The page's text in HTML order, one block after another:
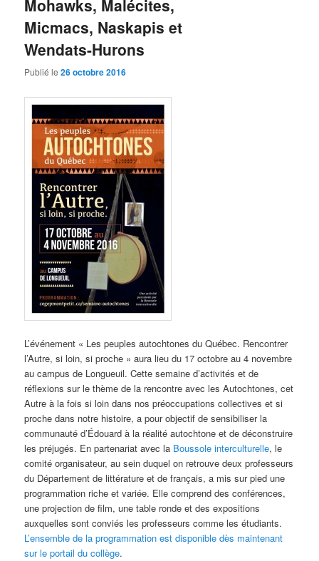
Mohawks, Malécites,
Micmacs, Naskapis et
Wendats-Hurons
Publié le26 octobre 2016
L’événement « Les peuples autochtones du Québec. Rencontrer
l’Autre, si loin, si proche » aura lieu du 17 octobre au 4 novembre
au campus de Longueuil. Cette semaine d’activités et de
réflexions sur le thème de la rencontre avec les Autochtones, cet
Autre à la fois si loin dans nos préoccupations collectives et si
proche dans notre histoire, a pour objectif de sensibiliser la
communauté d’Édouard à la réalité autochtone et de déconstruire
les préjugés. En partenariat avec la Boussole interculturelle, le
comité organisateur, au sein duquel on retrouve deux professeurs
du Département de littérature et de français, a mis sur pied une
programmation riche et variée. Elle comprend des conférences,
une projection de film, une table ronde et des expositions
auxquelles sont conviés les professeurs comme les étudiants.
L’ensemble de la programmation est disponible dès maintenant
sur le portail du collège.